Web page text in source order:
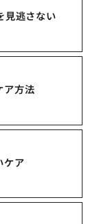
見逃さない
ア方法
ケア